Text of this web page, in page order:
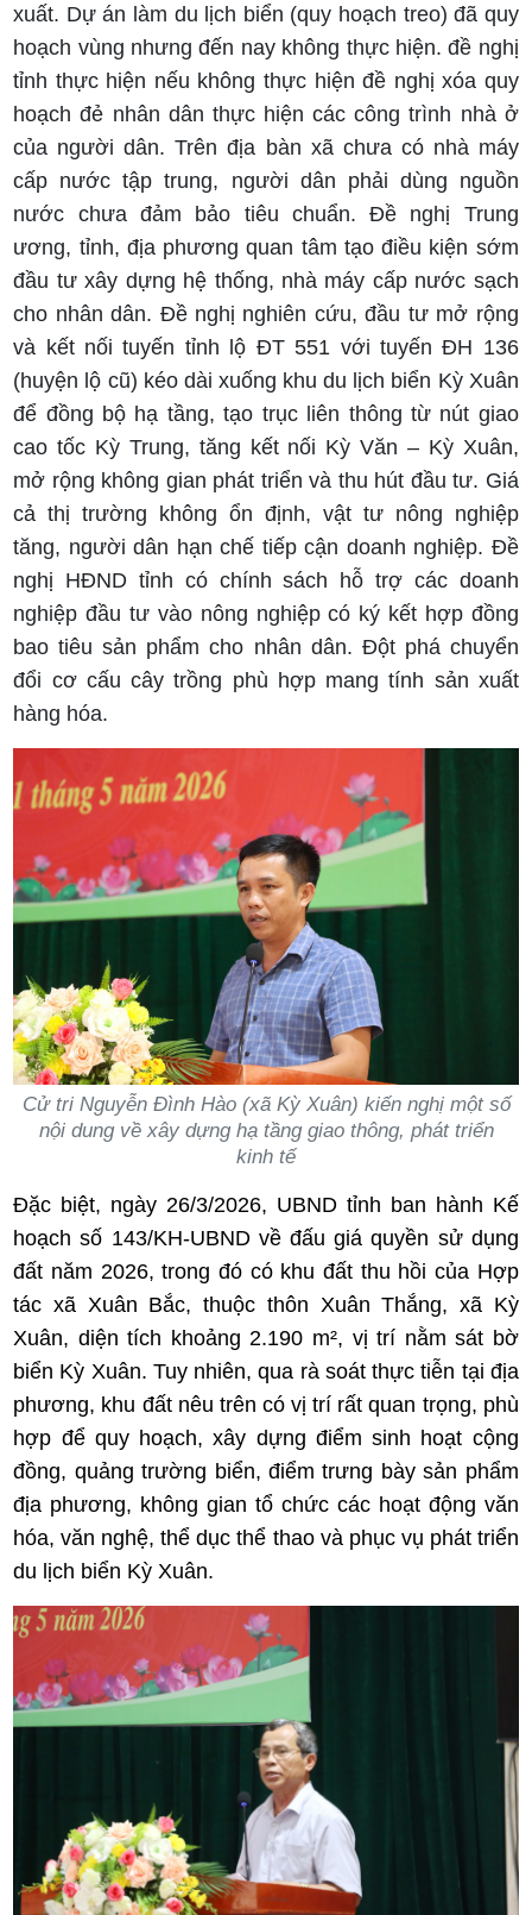
xuất. Dự án làm du lịch biển (quy hoạch treo) đã quy
hoạch vùng nhưng đến nay không thực hiện. đề nghị
tỉnh thực hiện nếu không thực hiện đề nghị xóa quy
hoạch đẻ nhân dân thực hiện các công trình nhà ở
của người dân. Trên địa bàn xã chưa có nhà máy
cấp nước tập trung, người dân phải dùng nguồn
nước chưa đảm bảo tiêu chuẩn. Đề nghị Trung
ương, tỉnh, địa phương quan tâm tạo điều kiện sớm
đầu tư xây dựng hệ thống, nhà máy cấp nước sạch
cho nhân dân. Đề nghị nghiên cứu, đầu tư mở rộng
và kết nối tuyến tỉnh lộ ĐT 551 với tuyến ĐH 136
(huyện lộ cũ) kéo dài xuống khu du lịch biển Kỳ Xuân
để đồng bộ hạ tầng, tạo trục liên thông từ nút giao
cao tốc Kỳ Trung, tăng kết nối Kỳ Văn – Kỳ Xuân,
mở rộng không gian phát triển và thu hút đầu tư. Giá
cả thị trường không ổn định, vật tư nông nghiệp
tăng, người dân hạn chế tiếp cận doanh nghiệp. Đề
nghị HĐND tỉnh có chính sách hỗ trợ các doanh
nghiệp đầu tư vào nông nghiệp có ký kết hợp đồng
bao tiêu sản phẩm cho nhân dân. Đột phá chuyển
đổi cơ cấu cây trồng phù hợp mang tính sản xuất
hàng hóa.
Cử tri Nguyễn Đình Hào (xã Kỳ Xuân) kiến nghị một số
nội dung về xây dựng hạ tầng giao thông, phát triển
kinh tế
Đặc biệt, ngày 26/3/2026, UBND tỉnh ban hành Kế
hoạch số 143/KH-UBND về đấu giá quyền sử dụng
đất năm 2026, trong đó có khu đất thu hồi của Hợp
tác xã Xuân Bắc, thuộc thôn Xuân Thắng, xã Kỳ
Xuân, diện tích khoảng 2.190 m², vị trí nằm sát bờ
biển Kỳ Xuân. Tuy nhiên, qua rà soát thực tiễn tại địa
phương, khu đất nêu trên có vị trí rất quan trọng, phù
hợp để quy hoạch, xây dựng điểm sinh hoạt cộng
đồng, quảng trường biển, điểm trưng bày sản phẩm
địa phương, không gian tổ chức các hoạt động văn
hóa, văn nghệ, thể dục thể thao và phục vụ phát triển
du lịch biển Kỳ Xuân.